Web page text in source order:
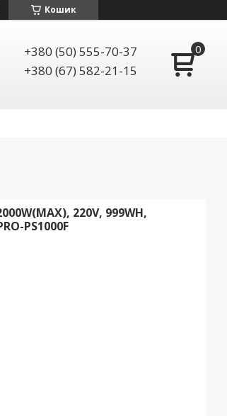
Кошик
+380 (50) 555-70-37
+380 (67) 582-21-15
220V, 999WH,
PS1000F